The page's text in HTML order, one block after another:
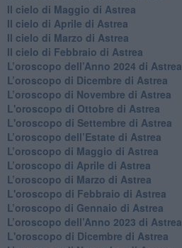
Il cielo di Maggio di Astrea
Il cielo di Aprile di Astrea
​Il cielo di Marzo di Astrea
​Il cielo di Febbraio di Astrea
​L’oroscopo dell’Anno 2024 di Astrea
​L’oroscopo di Dicembre di Astrea
​L’oroscopo di Novembre di Astrea
L'oroscopo di Ottobre di Astrea
L'oroscopo di Settembre di Astrea
L’oroscopo dell’Estate di Astrea
​L’oroscopo di Maggio di Astrea
​L’oroscopo di Aprile di Astrea
L’oroscopo di Marzo di Astrea
L'oroscopo di Febbraio di Astrea
​L’oroscopo di Gennaio di Astrea
​L’oroscopo dell’Anno 2023 di Astrea
L'oroscopo di Dicembre di Astrea